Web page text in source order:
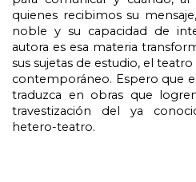
quienes recibimos su
noble y su capacidad de
autora es esa materia
sus sujetas de estudio, el teatro
contemporáneo. Espero que
traduzca en obras que
travestización del ya
hetero-teatro.